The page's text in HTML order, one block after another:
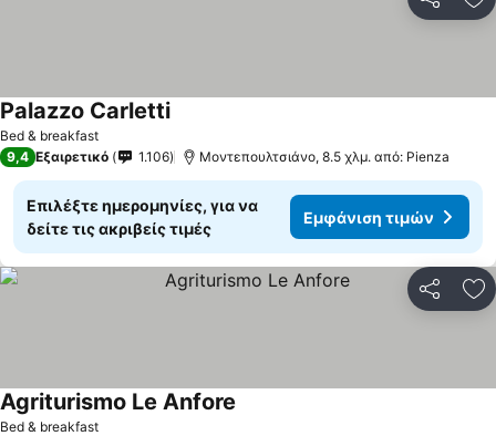
Bed & breakfast
Palazzo Carletti
9,4 Εξαιρετικό 1.106 Μοντεπουλτσιάνο, 8.5 χλμ. από: Pienza
Επιλέξτε ημερομηνίες, για να
δείτε τις ακριβείς τιμές
Εμφάνιση τιμών
Bed & breakfast
Agriturismo Le Anfore